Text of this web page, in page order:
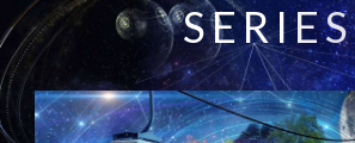
SERIES